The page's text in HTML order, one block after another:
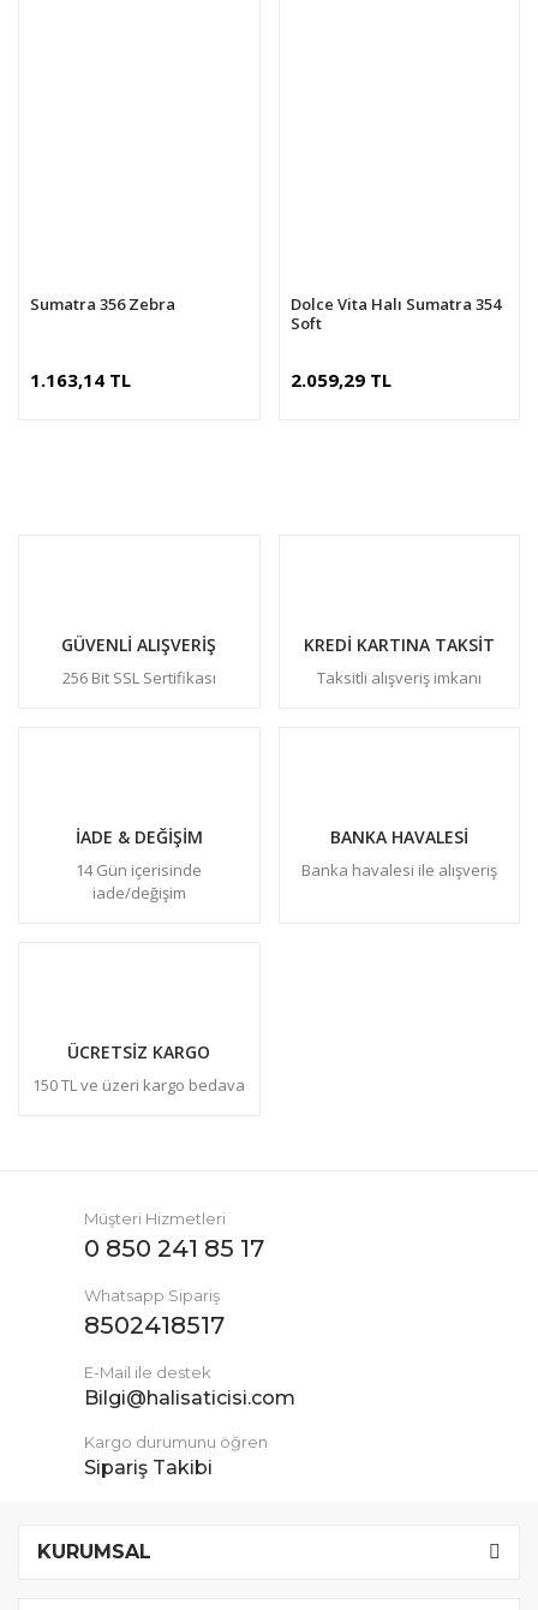
Sumatra 356 Zebra
1.163,14 TL
Dolce Vita Halı Sumatra 354
Soft
2.059,29 TL
GÜVENLİ ALIŞVERİŞ
256 Bit SSL Sertifikası
KREDİ KARTINA TAKSİT
Taksitli alışveriş imkanı
İADE & DEĞİŞİM
14 Gün içerisinde
iade/değişim
BANKA HAVALESİ
Banka havalesi ile alışveriş
ÜCRETSİZ KARGO
150 TL ve üzeri kargo bedava
Müşteri Hizmetleri
0 850 241 85 17
Whatsapp Sipariş
8502418517
E-Mail ile destek
Bilgi@halisaticisi.com
Kargo durumunu öğren
Sipariş Takibi
KURUMSAL